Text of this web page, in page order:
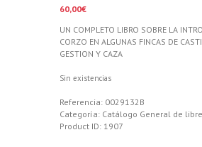
60,00€
UN COMPLETO LIBRO SOBRE LA
CORZO EN ALGUNAS FINCAS DE
GESTION Y CAZA
Sin existencias
Referencia: 0029132B
Categoría: Catálogo General de
Product ID: 1907